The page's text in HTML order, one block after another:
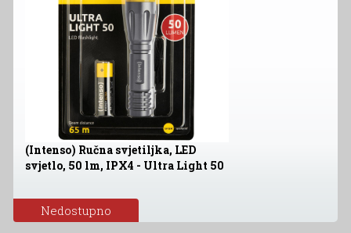
(Intenso) Ručna svjetiljka, LED
svjetlo, 50 lm, IPX4 - Ultra Light 50
Nedostupno